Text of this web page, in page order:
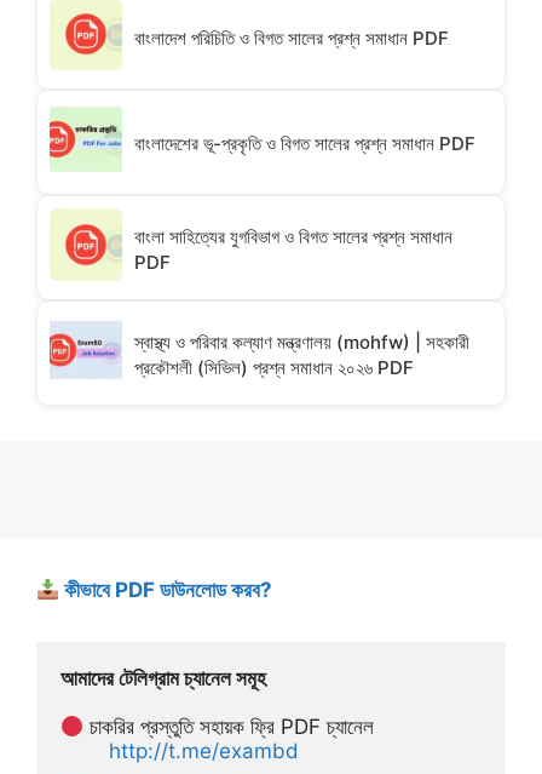
বাংলাদেশ পরিচিতি ও বিগত সালের প্রশ্ন সমাধান PDF
বাংলাদেশের ভূ-প্রকৃতি ও বিগত সালের প্রশ্ন সমাধান PDF
বাংলা সাহিত্যের যুগবিভাগ ও বিগত সালের প্রশ্ন সমাধান
PDF
স্বাস্থ্য ও পরিবার কল্যাণ মন্ত্রণালয় (mohfw) | সহকারী
প্রকৌশলী (সিভিল) প্রশ্ন সমাধান ২০২৬ PDF
কীভাবে PDF ডাউনলোড করব?
আমাদের টেলিগ্রাম চ্যানেল সমূহ
চাকরির প্রস্তুতি সহায়ক ফ্রি PDF চ্যানেল
http://t.me/exambd